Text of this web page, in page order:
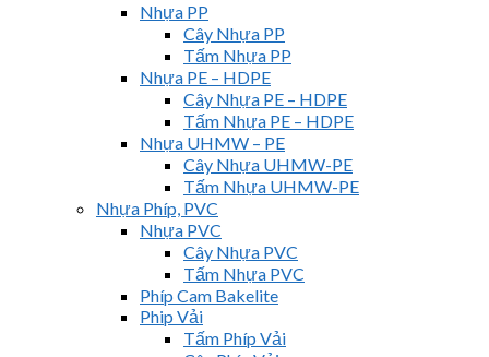
Nhựa PP
Cây Nhựa PP
Tấm Nhựa PP
Nhựa PE – HDPE
Cây Nhựa PE – HDPE
Tấm Nhựa PE – HDPE
Nhựa UHMW – PE
Cây Nhựa UHMW-PE
Tấm Nhựa UHMW-PE
Nhựa Phíp, PVC
Nhựa PVC
Cây Nhựa PVC
Tấm Nhựa PVC
Phíp Cam Bakelite
Phip Vải
Tấm Phíp Vải